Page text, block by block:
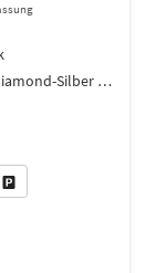
Smokey Diamond-Silber Metallic
anDatei, Fahrzeugexposé